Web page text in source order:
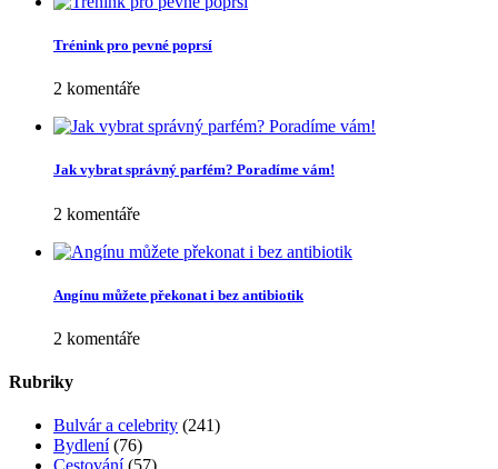
Trénink pro pevné poprsí
2 komentáře
Jak vybrat správný parfém? Poradíme vám!
2 komentáře
Angínu můžete překonat i bez antibiotik
2 komentáře
Rubriky
Bulvár a celebrity (241)
Bydlení(76)